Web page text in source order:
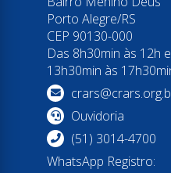
Porto Alegre/RS
CEP 90130-000
Das 8h30min às 12h
13h30min às
Ouvidoria
(51) 3014-4700
WhatsApp Registro: